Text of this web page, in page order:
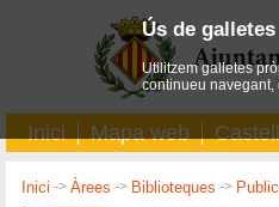
Inici Mapa web
Inici ->Àrees -> Biblioteques ->
Ús de galletes
Utilitzem galletes
continueu navegant,